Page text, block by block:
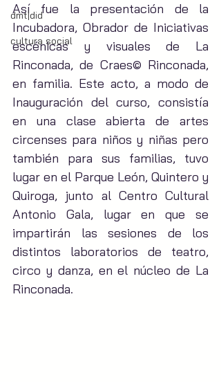
dmt|did
cultura social
Así fue la presentación de la
Incubadora, Obrador de Iniciativas
escénicas y visuales de La
Rinconada, de Craes© Rinconada,
en familia. Este acto, a modo de
Inauguración del curso, consistía
en una clase abierta de artes
circenses para niños y niñas pero
también para sus familias, tuvo
lugar en el Parque León, Quintero y
Quiroga, junto al Centro Cultural
Antonio Gala, lugar en que se
impartirán las sesiones de los
distintos laboratorios de teatro,
circo y danza, en el núcleo de La
Rinconada.